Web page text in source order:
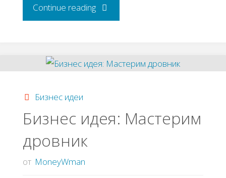
Continue reading"Бизнес
Строим
Бизнес идеи
Бизнес идея: Мастерим
дровник
от MoneyWman